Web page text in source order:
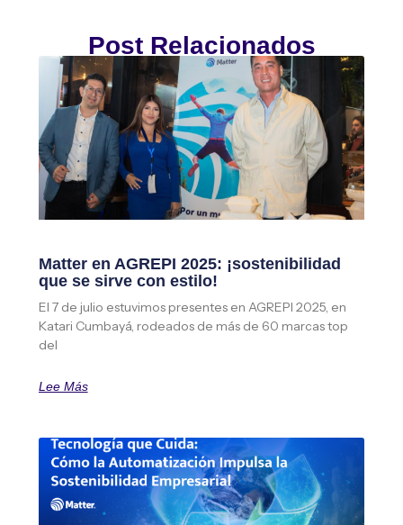
Post Relacionados
Matter en AGREPI 2025: ¡sostenibilidad
que se sirve con estilo!
El 7 de julio estuvimos presentes en AGREPI 2025, en
Katari Cumbayá, rodeados de más de 60 marcas top
del
Lee Más